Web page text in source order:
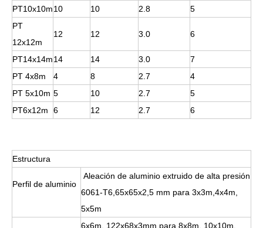
PT10x10m10 10 2.8
5
PT
12x12m
12 12 3.0 6
PT14x14m14 14 3.0
7
PT 4x8m
4 8 2.7
4
PT 5x10m 5 10 2.7
5
PT6x12m
6 12 2.7 6
Estructura
Perfil de aluminio
Aleación de aluminio extruido de alta presión
6061-T6,65x65x2,5 mm para 3x3m,4x4m,
5x5m
6x6m, 122x68x3mm para 8x8m, 10x10m,